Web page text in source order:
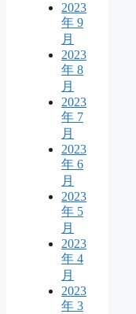
2023
年 9
月
2023
年 8
月
2023
年 7
月
2023
年 6
月
2023
年 5
月
2023
年 4
月
2023
年 3